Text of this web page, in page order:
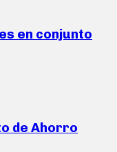
en conjunto
de Ahorro